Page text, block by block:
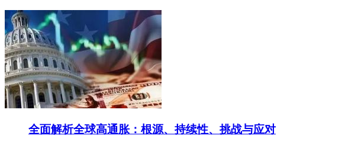
全面解析全球高通胀：根源、持续性、挑战与应对